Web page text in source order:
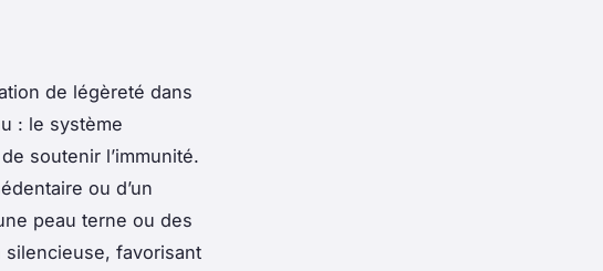
de légèreté dans
: le système
soutenir l’immunité.
ou d’un
peau terne ou des
favorisant